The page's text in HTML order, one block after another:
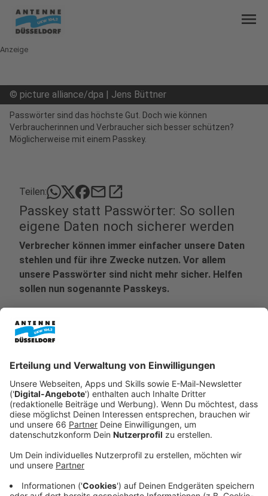
menu
Anzeige
© picture alliance/dpa | Jens Büttner
Passwörter sind das höchste Gut. Doch wie können
Verbraucherinnen und Verbraucher sich besser schützen?
Möglicherweise mit einem Passkey.
Teilen: mailopen_in_new
Passkey statt Passwörter: So sollen
eigene Daten noch sicherer werden
Verbrecher können immer einfacher unsere Daten
stehlen und für ihre Zwecke nutzen. Vor allem
unsere Passwörter sind nicht mehr sicher. Helfen
sollen nun sogenannte Passkeys.
Anzeige
Passwörter zu erstellen, die sicher sind, ist für den ein
oder anderen lästig. Kleine und große Buchstaben,
Zahlen, Sonderzeichen und so weiter. Doch genau das
zu missachten, schadet am meisten.Denn Hacker und
aus, um sie im Internet entweder an Dritte zu
verkaufen oder sie selbst zu nutzen - beispielsweise
um illegale Einkäufe im Netz zu tätigen, Geld hin und